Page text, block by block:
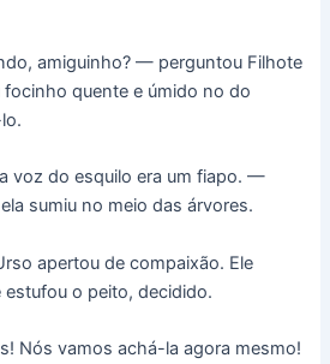
amiguinho? — perguntou Filhote
quente e úmido no do
do esquilo era um fiapo. —
sumiu no meio das árvores.
apertou de compaixão. Ele
estufou o peito, decidido.
Nós vamos achá-la agora mesmo!